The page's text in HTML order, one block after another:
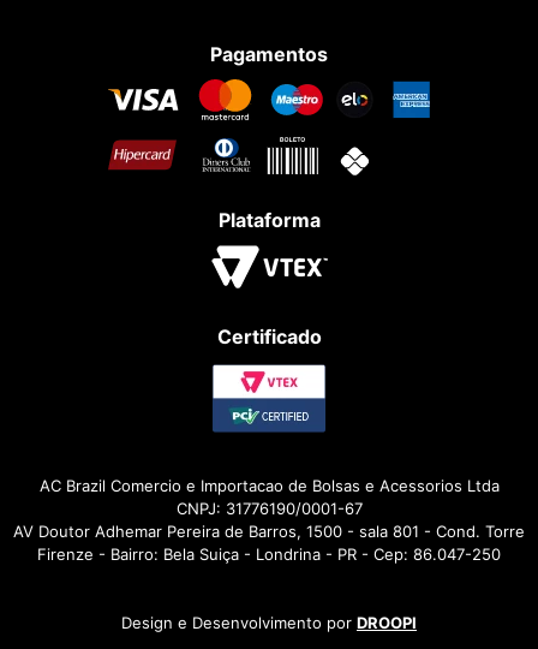
Pagamentos
Plataforma
Certificado
AC Brazil Comercio e Importacao de Bolsas e Acessorios Ltda
CNPJ: 31776190/0001-67
AV Doutor Adhemar Pereira de Barros, 1500 - sala 801 - Cond. Torre
Firenze - Bairro: Bela Suiça - Londrina - PR - Cep: 86.047-250
Design e Desenvolvimento por DROOPI